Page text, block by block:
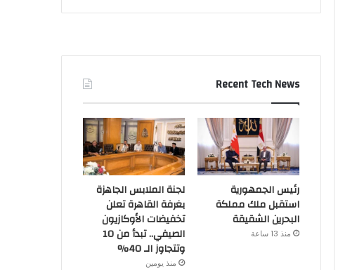
Recent Tech News
رئيس الجمهورية
استقبل ملك مملكة
البحرين الشقيقة
منذ 13 ساعة
لجنة الملابس الجاهزة
بغرفة القاهرة تعلن
تخفيضات الأوكازيون
الصيفي.. تبدأ من 10
وتتجاوز الـ 40%
منذ يومين